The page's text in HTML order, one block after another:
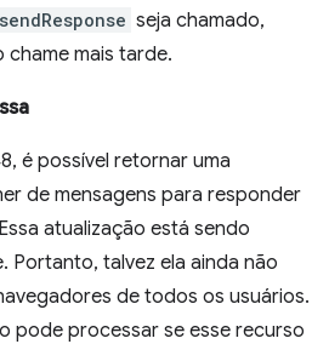
sendResponse seja chamado,
mais tarde.
é possível retornar uma
de mensagens para responder
atualização está sendo
Portanto, talvez ela ainda não
de todos os usuários.
pode processar se esse recurso